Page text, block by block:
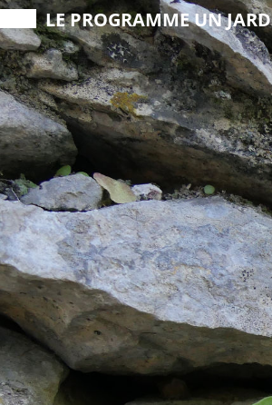
LE PROGRAMMEUN